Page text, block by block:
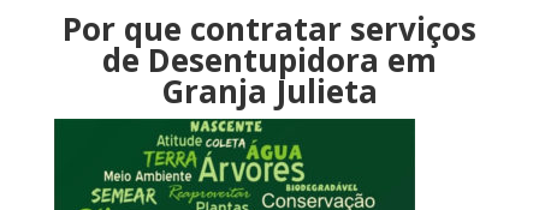
Por que contratar serviços
de Desentupidora em
Granja Julieta